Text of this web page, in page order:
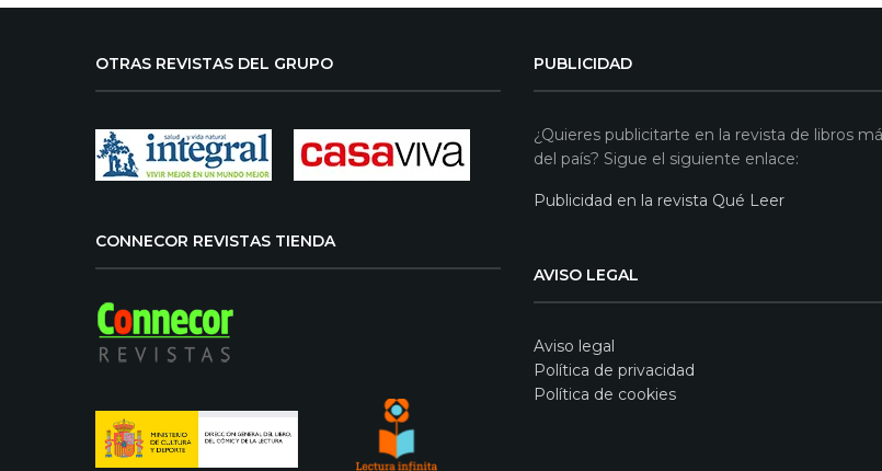
OTRAS REVISTAS DEL GRUPO
CONNECOR REVISTAS TIENDA
PUBLICIDAD
¿Quieres publicitarte en la revista de libros
del país? Sigue el siguiente enlace:
Publicidad en la revista Qué Leer
AVISO LEGAL
Aviso legal
Política de privacidad
Política de cookies